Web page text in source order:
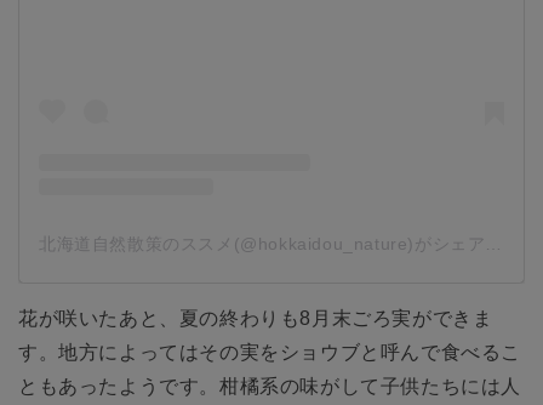
花が咲いたあと、夏の終わりも8月末ごろ実ができま
す。地方によってはその実をショウブと呼んで食べるこ
ともあったようです。柑橘系の味がして子供たちには人